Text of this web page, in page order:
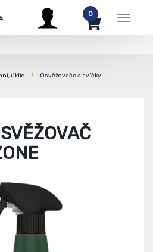
Menu
0
úklid Osvěžovače a svíčky